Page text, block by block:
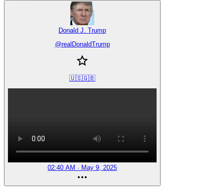
Donald J. Trump
@realDonaldTrump
🇺🇸🇬🇧
02:40 AM · May 9, 2025